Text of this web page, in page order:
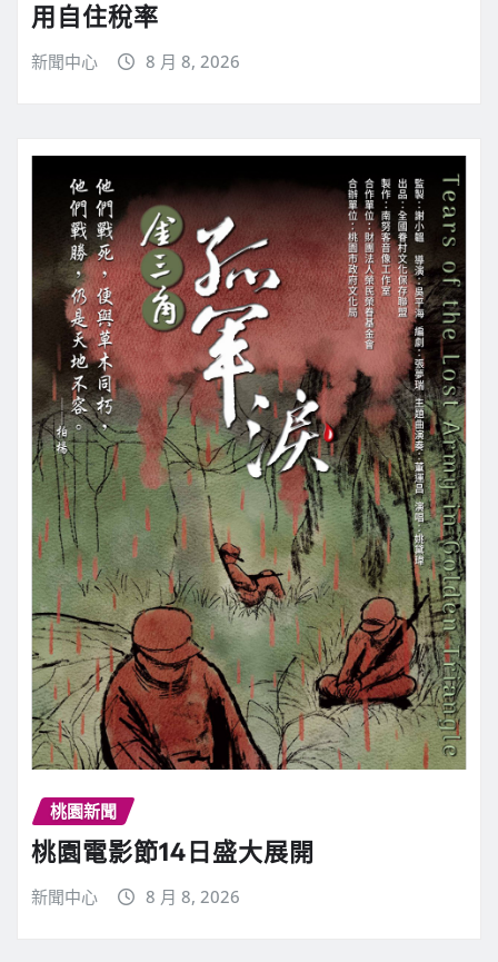
用自住稅率
新聞中心 8 月 8, 2026
桃園新聞
桃園電影節14日盛大展開
新聞中心 8 月 8, 2026